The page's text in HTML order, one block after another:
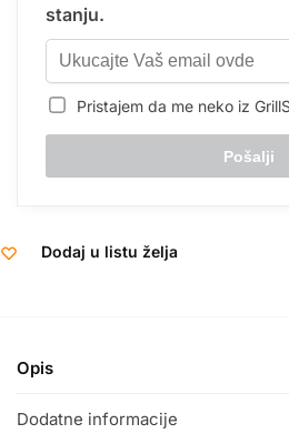
stanju.
Pristajem da me neko iz
Dodaj u listu želja
Opis
Dodatne informacije